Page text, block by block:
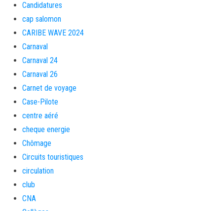
Candidatures
cap salomon
CARIBE WAVE 2024
Carnaval
Carnaval 24
Carnaval 26
Carnet de voyage
Case-Pilote
centre aéré
cheque energie
Chômage
Circuits touristiques
circulation
club
CNA